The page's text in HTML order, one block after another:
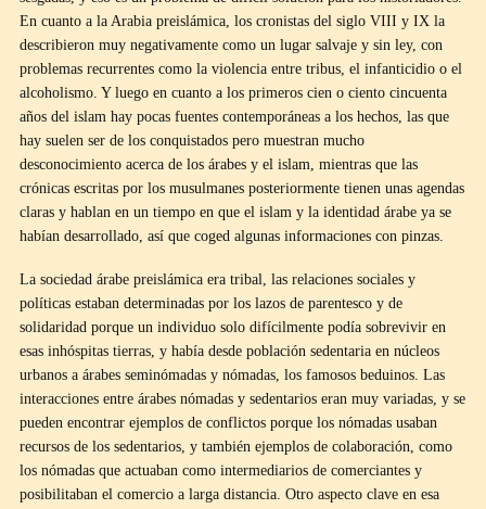
En cuanto a la Arabia preislámica, los cronistas del siglo VIII y IX la
describieron muy negativamente como un lugar salvaje y sin ley, con
problemas recurrentes como la violencia entre tribus, el infanticidio o el
alcoholismo. Y luego en cuanto a los primeros cien o ciento cincuenta
años del islam hay pocas fuentes contemporáneas a los hechos, las que
hay suelen ser de los conquistados pero muestran mucho
desconocimiento acerca de los árabes y el islam, mientras que las
crónicas escritas por los musulmanes posteriormente tienen unas agendas
claras y hablan en un tiempo en que el islam y la identidad árabe ya se
habían desarrollado, así que coged algunas informaciones con pinzas.
La sociedad árabe preislámica era tribal, las relaciones sociales y
políticas estaban determinadas por los lazos de parentesco y de
solidaridad porque un individuo solo difícilmente podía sobrevivir en
esas inhóspitas tierras, y había desde población sedentaria en núcleos
urbanos a árabes seminómadas y nómadas, los famosos beduinos. Las
interacciones entre árabes nómadas y sedentarios eran muy variadas, y se
pueden encontrar ejemplos de conflictos porque los nómadas usaban
recursos de los sedentarios, y también ejemplos de colaboración, como
los nómadas que actuaban como intermediarios de comerciantes y
posibilitaban el comercio a larga distancia. Otro aspecto clave en esa